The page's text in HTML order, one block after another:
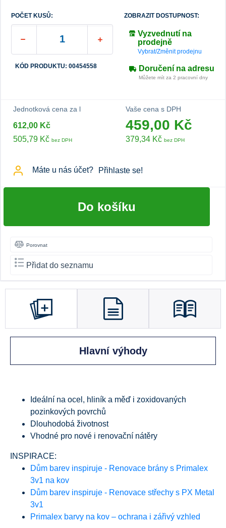
POČET KUSŮ:
KÓD PRODUKTU: 00454558
ZOBRAZIT DOSTUPNOST:
Vyzvednutí na
prodejně
Vybrat/Změnit prodejnu
Doručení na adresu
Můžete mít za 2 pracovní dny
Jednotková cena za l
612,00 Kč
505,79 Kč bez DPH
Vaše cena s DPH
459,00 Kč
379,34 Kč bez DPH
Máte u nás účet? Přihlaste se!
Do košíku
Porovnat
Přidat do seznamu
Hlavní výhody
Ideální na ocel, hliník a měď i zoxidovaných
pozinkových povrchů
Dlouhodobá životnost
Vhodné pro nové i renovační nátěry
INSPIRACE:
Dům barev inspiruje - Renovace brány s Primalex
3v1 na kov
Dům barev inspiruje - Renovace střechy s PX Metal
3v1
Primalex barvy na kov – ochrana i zářivý vzhled